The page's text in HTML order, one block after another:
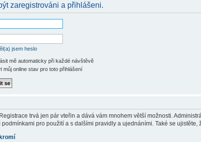
zaregistrováni a přihlášeni.
jsem heslo
mě automaticky při každé návštěvě
můj online stav pro toto přihlášení
trvá jen pár vteřin a dává vám mnohem větší možnosti.
pro použití a s dalšími pravidly a ujednáními. Také se